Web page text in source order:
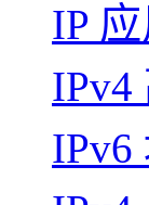
IP
IPv4
IPv6